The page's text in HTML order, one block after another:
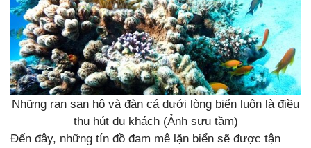
Những rạn san hô và đàn cá dưới lòng biển luôn là điều
thu hút du khách (Ảnh sưu tầm)
Đến đây, những tín đồ đam mê lặn biển sẽ được tận